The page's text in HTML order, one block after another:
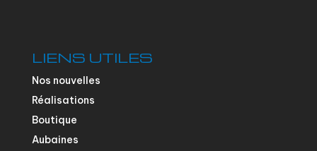
LIENS UTILES
Nos nouvelles
Réalisations
Boutique
Aubaines